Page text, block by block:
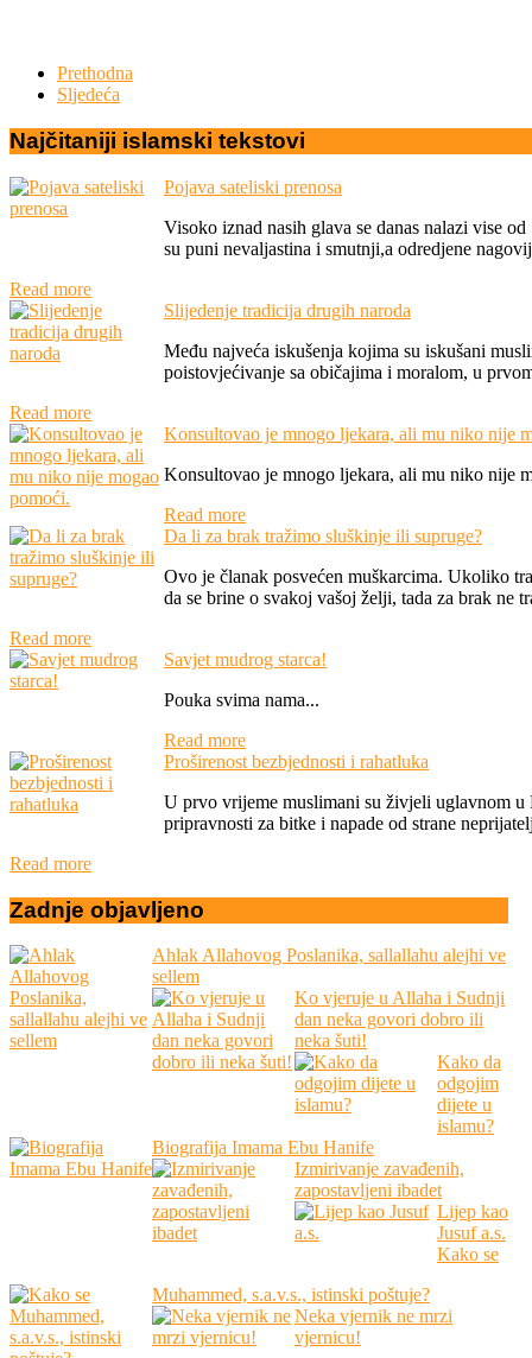
Prethodna
Sljedeća
Najčitaniji islamski tekstovi
Pojava sateliski prenosa
Visoko iznad nasih glava se danas nalazi vise
su puni nevaljastina i smutnji,a odredjene
Read more
Slijedenje tradicija drugih naroda
Među najveća iskušenja kojima su iskušani
poistovjećivanje sa običajima i moralom, u
Read more
Konsultovao je mnogo ljekara, ali mu niko nije
Konsultovao je mnogo ljekara, ali mu niko nije
Read more
Da li za brak tražimo sluškinje ili supruge?
Ovo je članak posvećen muškarcima. Ukoliko
da se brine o svakoj vašoj želji, tada za brak ne
Read more
Savjet mudrog starca!
Pouka svima nama...
Read more
Proširenost bezbjednosti i rahatluka
U prvo vrijeme muslimani su živjeli uglavnom
pripravnosti za bitke i napade od strane
Read more
Zadnje objavljeno
Ahlak Allahovog Poslanika, sallallahu alejhi ve
sellem
Ko vjeruje u Allaha i Sudnji
dan neka govori dobro ili
neka šuti!
Kako da
odgojim
dijete u
islamu?
Biografija Imama Ebu Hanife
Izmirivanje zavađenih,
zapostavljeni ibadet
Lijep kao
Jusuf a.s.
Kako se
Muhammed, s.a.v.s., istinski poštuje?
Neka vjernik ne mrzi
vjernicu!